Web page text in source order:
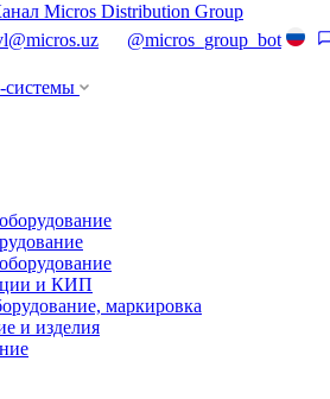
Micros Distribution Group
@micros_group_bot
системы
и КИП
маркировка
и изделия